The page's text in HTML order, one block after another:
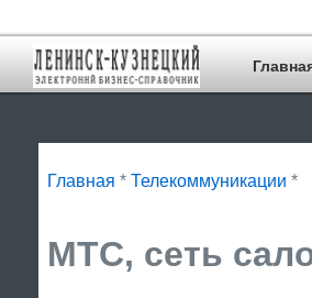
Главная * Телекоммуникации *
МТС, сеть